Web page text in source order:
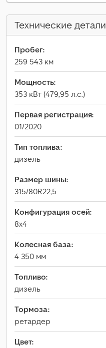
Технические детали
Пробег:
259 543 км
Мощность:
353 кВт (479,95 л.с.)
Первая регистрация:
01/2020
Тип топлива:
дизель
Размер шины:
315/80R22,5
Конфигурация осей:
8x4
Колесная база:
4 350 мм
Топливо:
дизель
Тормоза:
ретардер
Цвет: